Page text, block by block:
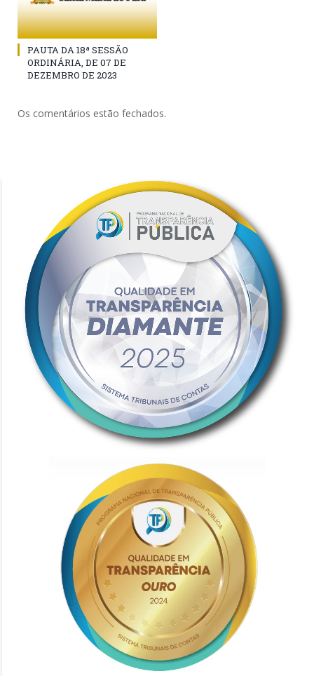
PAUTA DA 18ª SESSÃO
ORDINÁRIA, DE 07 DE
DEZEMBRO DE 2023
Os comentários estão fechados.